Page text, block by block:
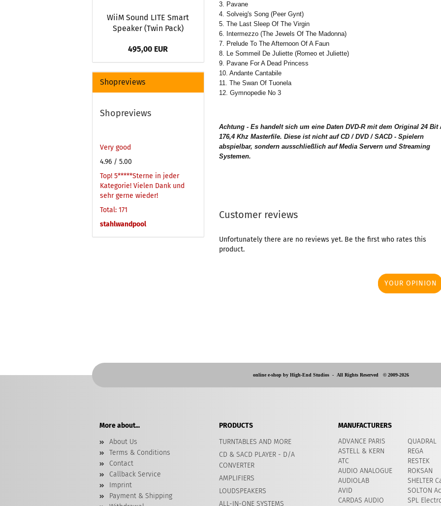
3. Pavane
4. Solveig's Song (Peer Gynt)
5. The Last Sleep Of The Virgin
6. Intermezzo (The Jewels Of The Madonna)
7. Prelude To The Afternoon Of A Faun
8. Le Sommeil De Juliette (Romeo et Juliette)
9. Pavane For A Dead Princess
10. Andante Cantabile
11. The Swan Of Tuonela
12. Gymnopedie No 3
Achtung - Es handelt sich um eine Daten DVD-R mit dem Original 24 Bit
176,4 Khz Masterfile. Diese ist nicht auf CD / DVD / SACD - Spielern
abspielbar, sondern ausschließlich auf Media Servern und Streaming
Systemen.
Customer reviews
Unfortunately there are no reviews yet. Be the first who rates this
product.
YOUR OPINION
WiiM Sound LITE Smart
Speaker (Twin Pack)
495,00 EUR
Shopreviews
Shopreviews
Very good
4.96 / 5.00
Top! 5*****Sterne in jeder
Kategorie! Vielen Dank und
sehr gerne wieder!
Total: 171
stahlwandpool
online e-shop by High-End Studios - All Rights Reserved © 2009-2026
More about...
About Us
Terms & Conditions
Contact
Callback Service
Imprint
Payment & Shipping
PRODUCTS
TURNTABLES AND MORE
CD & SACD PLAYER - D/A
CONVERTER
AMPLIFIERS
LOUDSPEAKERS
ALL-IN-ONE SYSTEMS
MANUFACTURERS
ADVANCE PARIS
ASTELL & KERN
ATC
AUDIO ANALOGUE
AUDIOLAB
AVID
CARDAS AUDIO
QUADRAL
REGA
RESTEK
ROKSAN
SHELTER
​SOLTON
SPL